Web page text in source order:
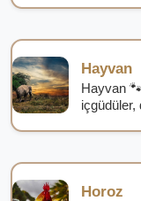
Hayvan
Hayvan
içgüdüler,
Horoz